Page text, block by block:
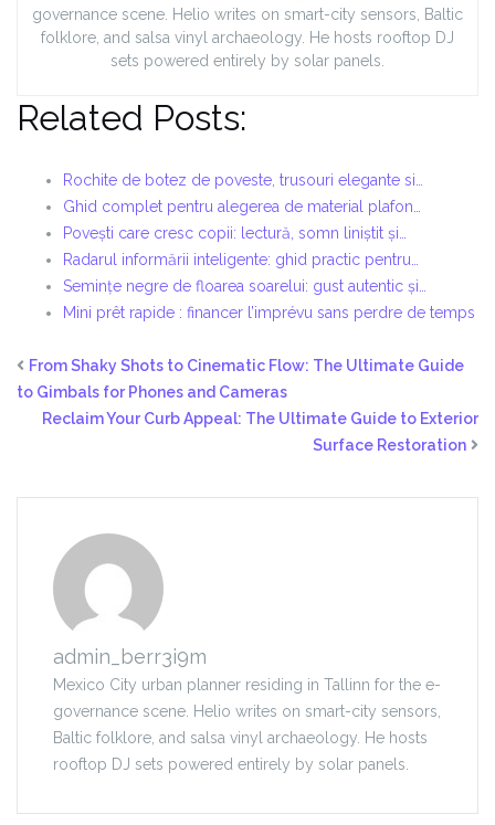
governance scene. Helio writes on smart-city sensors, Baltic
folklore, and salsa vinyl archaeology. He hosts rooftop DJ
sets powered entirely by solar panels.
Related Posts:
Rochite de botez de poveste, trusouri elegante si…
Ghid complet pentru alegerea de material plafon…
Povești care cresc copii: lectură, somn liniștit și…
Radarul informării inteligente: ghid practic pentru…
Semințe negre de floarea soarelui: gust autentic și…
Mini prêt rapide : financer l’imprévu sans perdre de temps
From Shaky Shots to Cinematic Flow: The Ultimate Guide
to Gimbals for Phones and Cameras
Reclaim Your Curb Appeal: The Ultimate Guide to Exterior
Surface Restoration
admin_berr3i9m
Mexico City urban planner residing in Tallinn for the e-
governance scene. Helio writes on smart-city sensors,
Baltic folklore, and salsa vinyl archaeology. He hosts
rooftop DJ sets powered entirely by solar panels.